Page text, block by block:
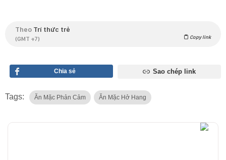
Theo Trí thức trẻ
(GMT +7) Copy link
Chia sẻ Sao chép link
Tags: Ăn Mặc Phản Cảm Ăn Mặc Hở Hang